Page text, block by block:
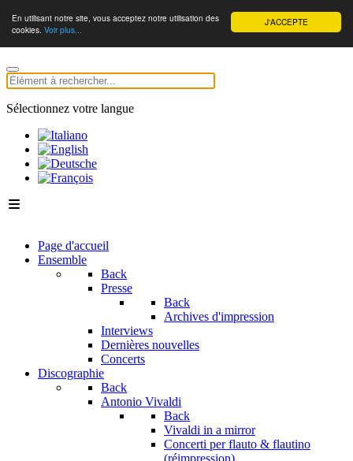
J'ACCEPTE
En utilisant notre site, vous acceptez notre utilisation des
cookies. Voir plus...
Sélectionnez votre langue
Page d'accueil
Ensemble
Back
Presse
Back
Archives d'impression
Interviews
Dernières nouvelles
Concerts
Discographie
Back
Antonio Vivaldi
Back
Vivaldi in a mirror
Concerti per flauto & flautino
(réimpression)